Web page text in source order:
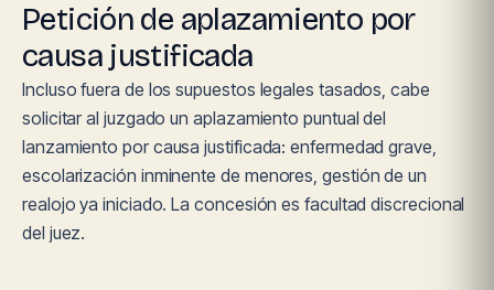
Petición de aplazamiento por
causa justificada
Incluso fuera de los supuestos legales tasados, cabe
solicitar al juzgado un aplazamiento puntual del
lanzamiento por causa justificada: enfermedad grave,
escolarización inminente de menores, gestión de un
realojo ya iniciado. La concesión es facultad discrecional
del juez.